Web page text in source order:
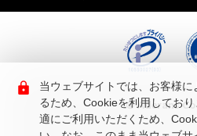
© Aderans
当ウェブサイトでは、お客様
るため、Cookieを利用してお
適にご利用いただくため、